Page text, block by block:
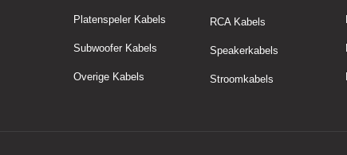
Platenspeler Kabels
Subwoofer Kabels
Overige Kabels
RCA Kabels
Speakerkabels
Stroomkabels